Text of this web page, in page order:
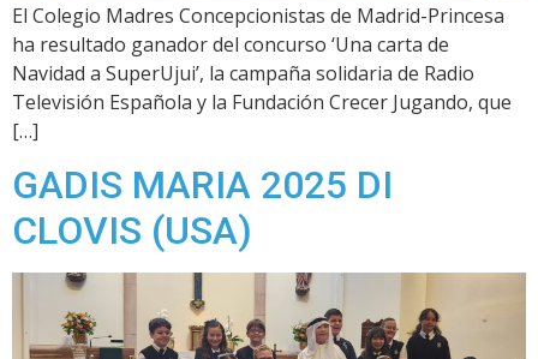
El Colegio Madres Concepcionistas de Madrid-Princesa
ha resultado ganador del concurso ‘Una carta de
Navidad a SuperUjui’, la campaña solidaria de Radio
Televisión Española y la Fundación Crecer Jugando, que
[…]
GADIS MARIA 2025 DI
CLOVIS (USA)